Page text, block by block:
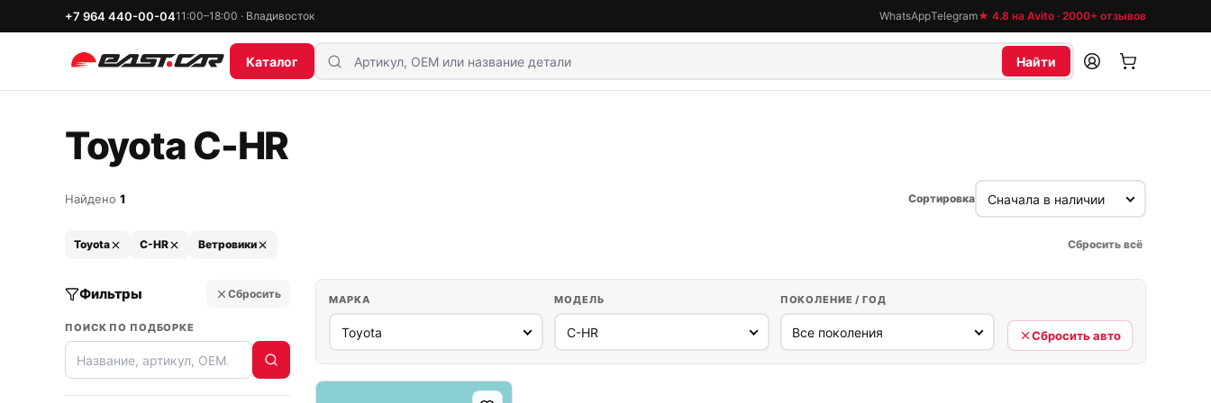
+7 964 440-00-0411:00–18:00 · Владивосток WhatsAppTelegram★ 4.8 на Avito · 2000+ отзывов
Каталог Найти
Toyota C-HR
Найдено 1 Сортировка
Toyota C-HR Ветровики Сбросить всё
Фильтры Сбросить
ПОИСК ПО ПОДБОРКЕ
МАРКА МОДЕЛЬ ПОКОЛЕНИЕ / ГОД
Сбросить авто